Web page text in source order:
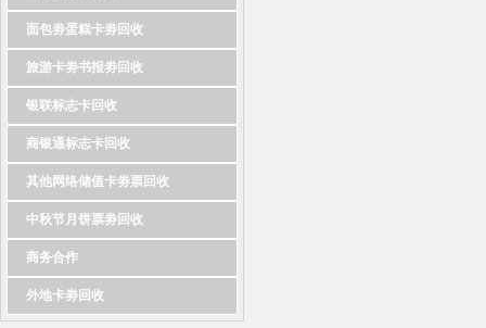
面包劵蛋糕卡劵回收
旅游卡劵书报劵回收
银联标志卡回收
商银通标志卡回收
其他网络储值卡劵票回收
中秋节月饼票劵回收
商务合作
外地卡劵回收